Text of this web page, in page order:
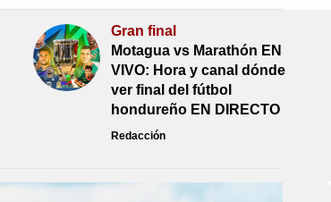
Gran final
Motagua vs Marathón EN
VIVO: Hora y canal dónde
ver final del fútbol
hondureño EN DIRECTO
Redacción